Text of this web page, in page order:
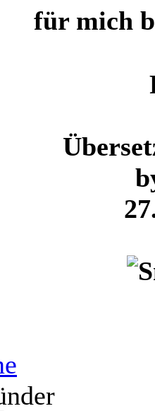
für mich